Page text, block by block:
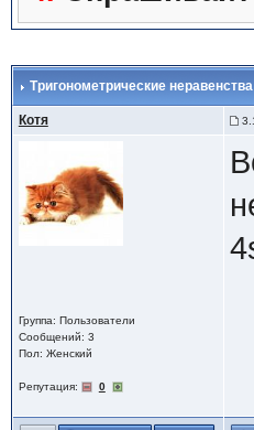
Тригонометрические неравенства
Котя
Группа: Пользователи
Сообщений: 3
Пол: Женский
Репутация: 0